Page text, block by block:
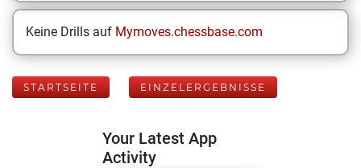
Keine Drills auf Mymoves.chessbase.com
STARTSEITE EINZELERGEBNISSE
Your Latest App
Activity